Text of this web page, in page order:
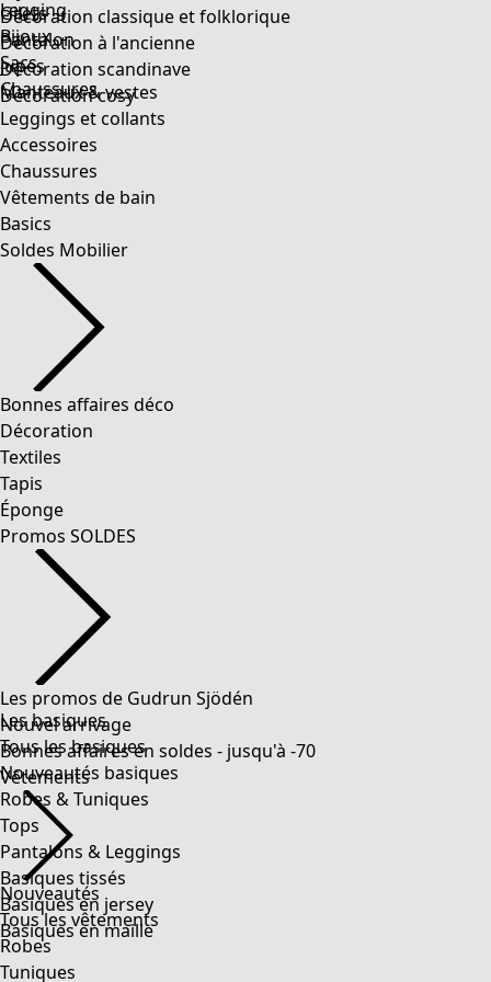
Legging
Bijoux
Sacs
Chaussures
Les basiques
Tous les basiques
Nouveautés basiques
Robes & Tuniques
Tops
Pantalons & Leggings
Basiques tissés
Basiques en jersey
Basiques en maille
Décoration classique et folklorique
Décoration à l'ancienne
Décoration scandinave
Décoration cosy
Gilets
Pantalon
Jupes
Manteaux & vestes
Leggings et collants
Accessoires
Chaussures
Vêtements de bain
Basics
Soldes Mobilier
Bonnes affaires déco
Décoration
Textiles
Tapis
Éponge
Promos SOLDES
Les promos de Gudrun Sjödén
Nouvel arrivage
Bonnes affaires en soldes - jusqu'à -70
Vêtements
Nouveautés
Tous les vêtements
Robes
Tuniques